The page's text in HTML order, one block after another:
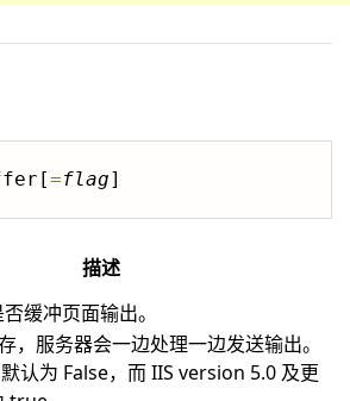
=flag
描述
缓冲页面输出。
，服务器会一边处理一边发送输出。
认为 False，而 IIS version 5.0 及更